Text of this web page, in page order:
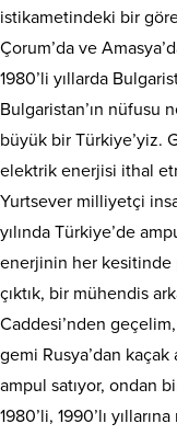
istikametindeki bir
Çorum’da ve
1980’li yıllarda
Bulgaristan’ın nüfusu
büyük bir Türkiye’yiz.
elektrik enerjisi ithal
Yurtsever milliyetçi
yılında Türkiye’de
enerjinin her kesitinde
çıktık, bir mühendis
Caddesi’nden
gemi Rusya’dan
ampul satıyor, ondan
1980’li, 1990’lı